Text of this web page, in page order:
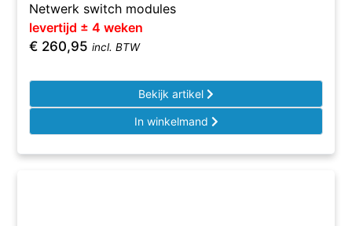
Netwerk switch modules
levertijd ± 4 weken
€ 260,95 incl. BTW
Bekijk artikel
In winkelmand